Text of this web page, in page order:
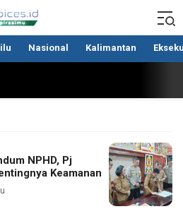
Nasional Kalimantan
NPHD, Pj
Keamanan